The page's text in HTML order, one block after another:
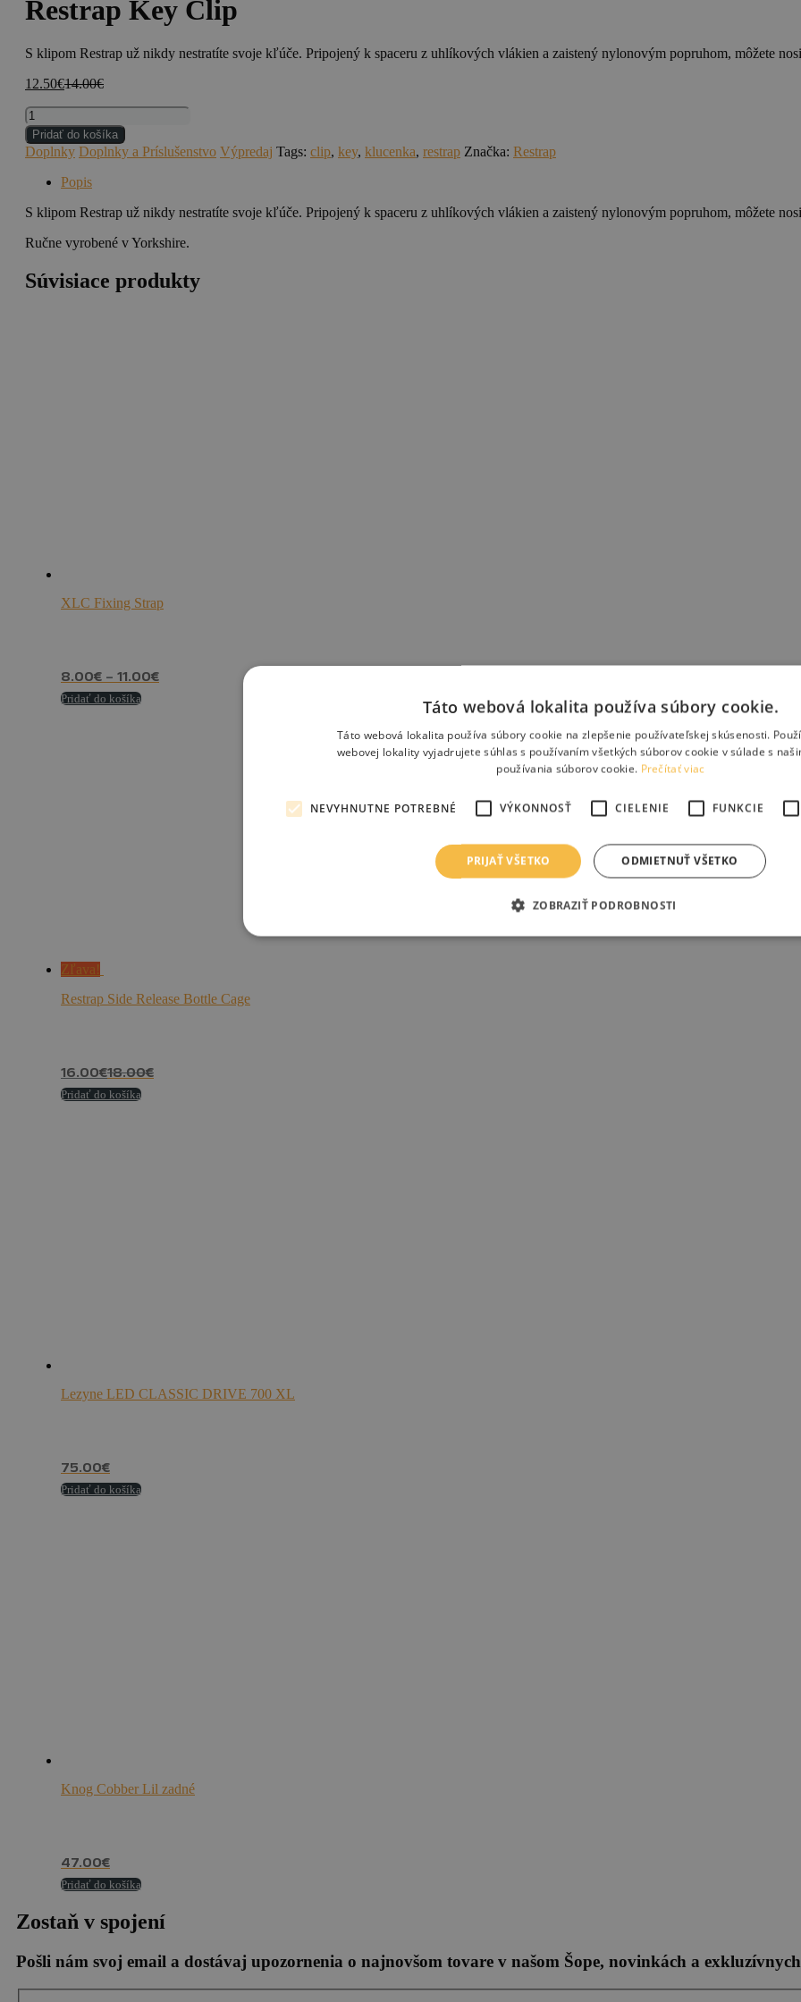
Restrap Key Clip
S klipom Restrap už nikdy nestratíte svoje kľúče. Pripojený k spaceru z uhlíkových vlákien a zaistený nylonovým popruhom, môžete
12.50€14.00€
množstvo
Restrap
Key
Clip
Pridať do košíka
Doplnky Doplnky a Príslušenstvo Výpredaj Tags: clip, key, klucenka, restrap Značka: Restrap
Popis
S klipom Restrap už nikdy nestratíte svoje kľúče. Pripojený k spaceru z uhlíkových vlákien a zaistený nylonovým popruhom, môžete
Ručne vyrobené v Yorkshire.
Súvisiace produkty
XLC Fixing Strap
8.00€–11.00€Price
Pridať do košíka
Zľava!
Restrap Side Release Bottle Cage
16.00€18.00€
Pridať do košíka
Lezyne LED CLASSIC DRIVE 700 XL
75.00€
Pridať do košíka
Knog Cobber Lil zadné
47.00€
Pridať do košíka
Zostaň v spojení
Pošli nám svoj email a dostávaj upozornenia o najnovšom tovare v našom Šope, novinkách a
Táto webová lokalita používa súbory cookie.
Táto webová lokalita používa súbory cookie na zlepšenie používateľskej skúsenosti.
webovej lokality vyjadrujete súhlas s používaním všetkých súborov cookie v súlade s
používania súborov cookie. Prečítať viac
NEVYHNUTNE POTREBNÉ VÝKONNOSŤ CIELENIE FUNKCIE
PRIJAŤ VŠETKO ODMIETNUŤ VŠETKO
ZOBRAZIŤ PODROBNOSTI